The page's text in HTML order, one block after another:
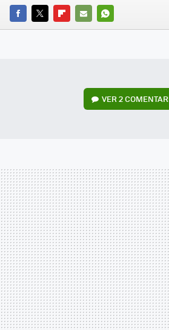
FACEBOOK
TWITTERFLIPBOARD
E-
WHATSAPP
VER2